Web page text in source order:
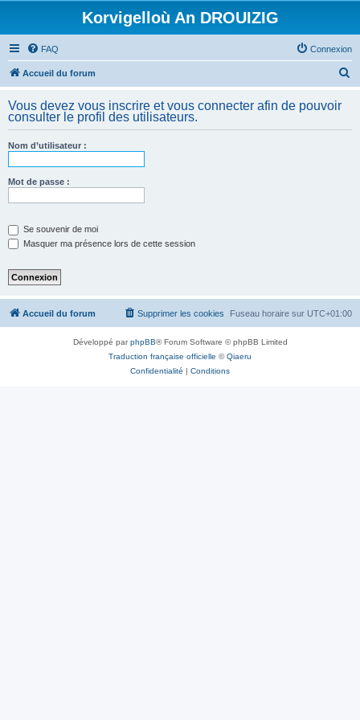
Korvigelloù An DROUIZIG
FAQ Connexion
Accueil du forum
h
Vous devez vous inscrire et vous connecter afin de pouvoir
consulter le profil des utilisateurs.
Nom d’utilisateur :
Mot de passe :
Se souvenir de moi
Masquer ma présence lors de cette session
Accueil du forum Fuseau horaire sur UTC+01:00
Supprimer les cookies
Développé parphpBB® Forum Software © phpBB Limited
Traduction française officielle ©Qiaeru
Confidentialité | Conditions